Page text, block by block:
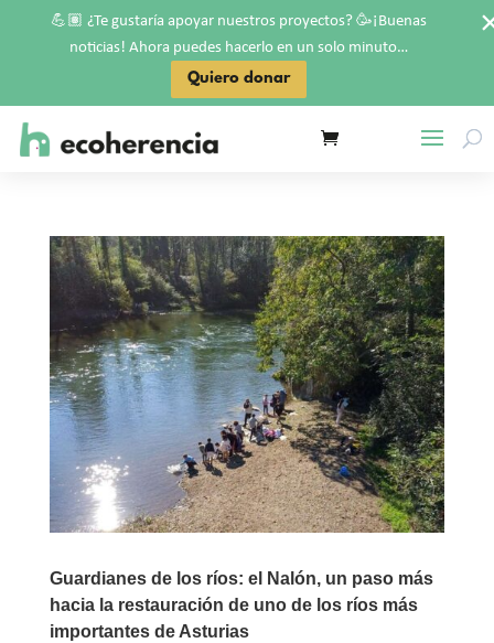
Guardianes de los ríos: el Nalón, un paso más
hacia la restauración de uno de los ríos más
importantes de Asturias
💪🏽 ¿Te gustaría apoyar nuestros proyectos? 🥳¡Buenas
noticias! Ahora puedes hacerlo en un solo minuto…
Quiero donar